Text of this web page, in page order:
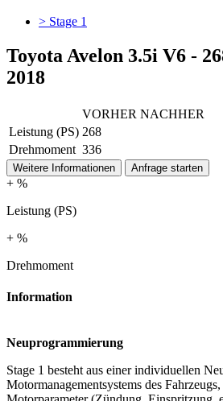
> Stage 1
Toyota Avelon 3.5i V6 -
2018
VORHER NACHHER
Leistung (PS) 268
Drehmoment 336
Weitere Informationen Anfrage starten
+ %
Leistung (PS)
+ %
Drehmoment
Information
Neuprogrammierung
Stage 1 besteht aus einer individuellen
Motormanagementsystems des